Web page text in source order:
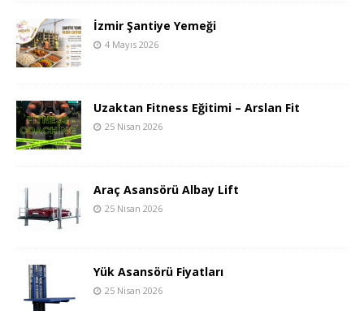
İzmir Şantiye Yemeği
4 Mayıs 2026
Uzaktan Fitness Eğitimi – Arslan Fit
25 Nisan 2026
Araç Asansörü Albay Lift
25 Nisan 2026
Yük Asansörü Fiyatları
25 Nisan 2026